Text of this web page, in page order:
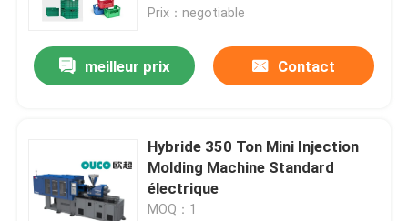
Prix：negotiable
meilleur prix Contact
Hybride 350 Ton Mini Injection
Molding Machine Standard
électrique
MOQ：1